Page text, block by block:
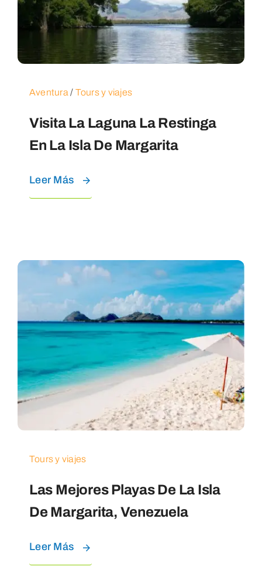
Aventura / Tours y viajes
Visita La Laguna La Restinga
En La Isla De Margarita
Leer Más
Tours y viajes
Las Mejores Playas De La Isla
De Margarita, Venezuela
Leer Más